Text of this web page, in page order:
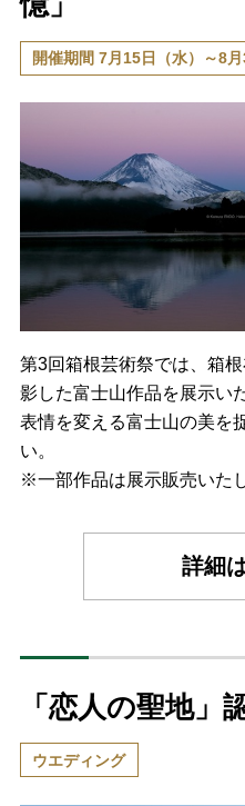
開催期間 7月15日（水）～8月
第3回箱根芸術祭では、箱
影した富士山作品を展示い
表情を変える富士山の美を
い。
※一部作品は展示販売いた
詳細
「恋人の聖地」
ウエディング